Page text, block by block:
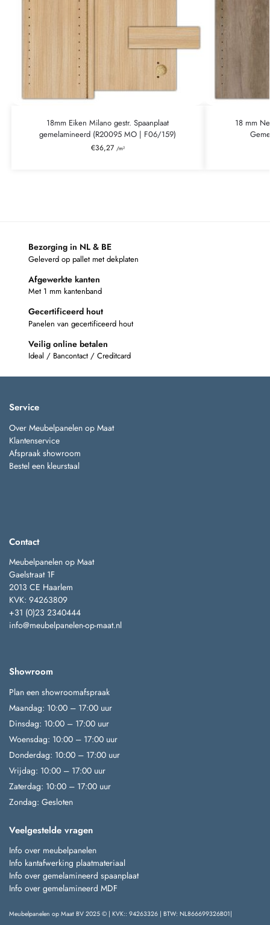
18mm Eiken Milano gestr. Spaanplaat
gemelamineerd (R20095 MO | F06/159)
€36,27 /m²
18 mm
Bezorging in NL & BE
Geleverd op pallet met dekplaten
Afgewerkte kanten
Met 1 mm kantenband
Gecertificeerd hout
Panelen van gecertificeerd hout
Veilig online betalen
Ideal / Bancontact / Creditcard
Service
Over Meubelpanelen op Maat
Klantenservice
Afspraak showroom
Bestel een kleurstaal
Contact
Meubelpanelen op Maat
Gaelstraat 1F
2013 CE Haarlem
KVK: 94263809
+31 (0)23 2340444
info@meubelpanelen-op-maat.nl
Showroom
Plan een showroomafspraak
Maandag: 10:00 – 17:00 uur
Dinsdag: 10:00 – 17:00 uur
Woensdag: 10:00 – 17:00 uur
Donderdag: 10:00 – 17:00 uur
Vrijdag: 10:00 – 17:00 uur
Zaterdag: 10:00 – 17:00 uur
Zondag: Gesloten
Veelgestelde vragen
Info over meubelpanelen
Info kantafwerking plaatmateriaal
Info over gemelamineerd spaanplaat
Info over gemelamineerd MDF
Meubelpanelen op Maat BV 2025 © | KVK:: 94263326 | BTW: NL866699326B01|